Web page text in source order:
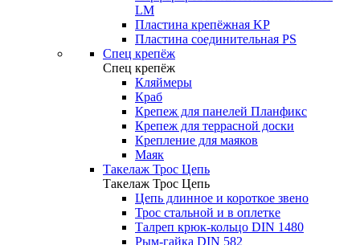
LM
Пластина крепёжная KP
Пластина соединительная PS
Спец крепёж
Спец крепёж
Кляймеры
Краб
Крепеж для панелей Планфикс
Крепеж для террасной доски
Крепление для маяков
Маяк
Такелаж Трос Цепь
Такелаж Трос Цепь
Цепь длинное и короткое звено
Трос стальной и в оплетке
Талреп крюк-кольцо DIN 1480
Рым-гайка DIN 582